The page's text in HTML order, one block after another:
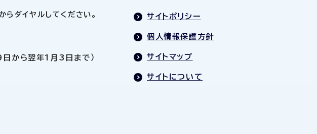
イヤルしてください。
日から翌年1月3日まで）
サイトポリシー
個人情報保護方針
サイトマップ
サイトについて